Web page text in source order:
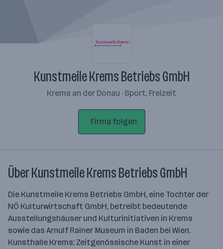
Kunstmeile Krems Betriebs GmbH
Krems an der Donau · Sport, Freizeit
Firma folgen
Über Kunstmeile Krems Betriebs GmbH
Die Kunstmeile Krems Betriebs GmbH, eine Tochter der
NÖ Kulturwirtschaft GmbH, betreibt bedeutende
Ausstellungshäuser und Kulturinitiativen in Krems
sowie das Arnulf Rainer Museum in Baden bei Wien.
Kunsthalle Krems: Zeitgenössische Kunst in einer